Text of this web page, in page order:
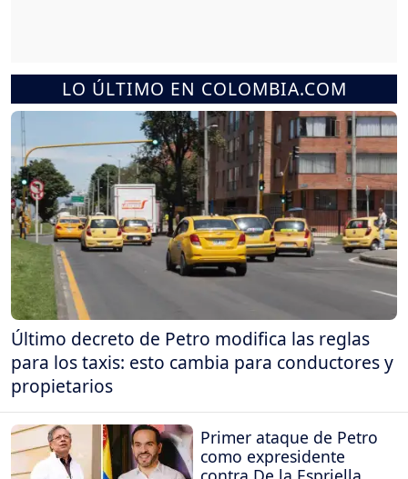
LO ÚLTIMO EN COLOMBIA.COM
Último decreto de Petro modifica las reglas
para los taxis: esto cambia para conductores y
propietarios
Primer ataque de Petro
como expresidente